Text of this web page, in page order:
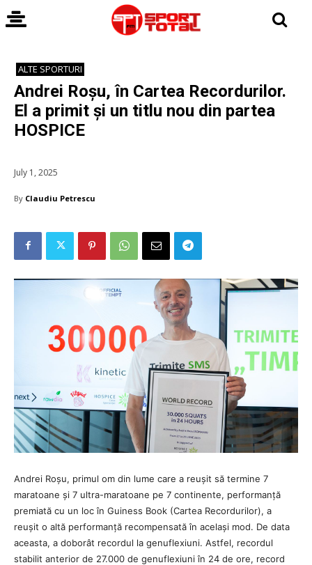
ALTE SPORTURI
Andrei Roșu, în Cartea Recordurilor.
El a primit și un titlu nou din partea
HOSPICE
July 1, 2025
By Claudiu Petrescu
Andrei Roșu, primul om din lume care a reușit să termine 7
maratoane și 7 ultra-maratoane pe 7 continente, performanță
premiată cu un loc în Guiness Book (Cartea Recordurilor), a
reușit o altă performanță recompensată în același mod. De data
aceasta, a doborât recordul la genuflexiuni. Astfel, recordul
stabilit anterior de 27.000 de genuflexiuni în 24 de ore, record